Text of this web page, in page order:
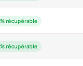
récupérable
récupérable